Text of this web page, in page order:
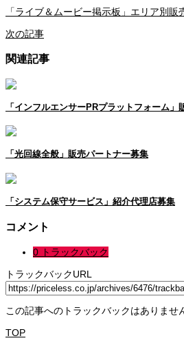
「ライブ＆ムービー掲示板」エリア別販
次の記事
関連記事
「インフルエンサーPRプラットフォーム」
「光回線全般」販売パートナー募集
「システム保守サービス」紹介代理店募集
コメント
0 トラックバック
トラックバックURL
この記事へのトラックバックはありませ
TOP